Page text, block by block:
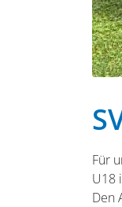
Für
U18
Den